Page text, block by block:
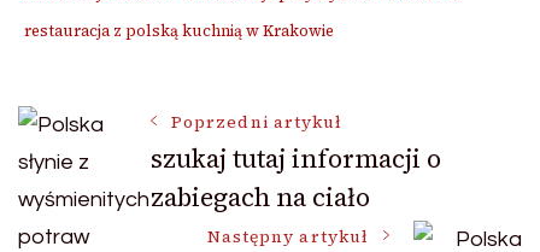
restauracja z polską kuchnią w Krakowie
Nawigacja
wpisu
Poprzedni artykuł
szukaj tutaj informacji o
zabiegach na ciało
Następny artykuł